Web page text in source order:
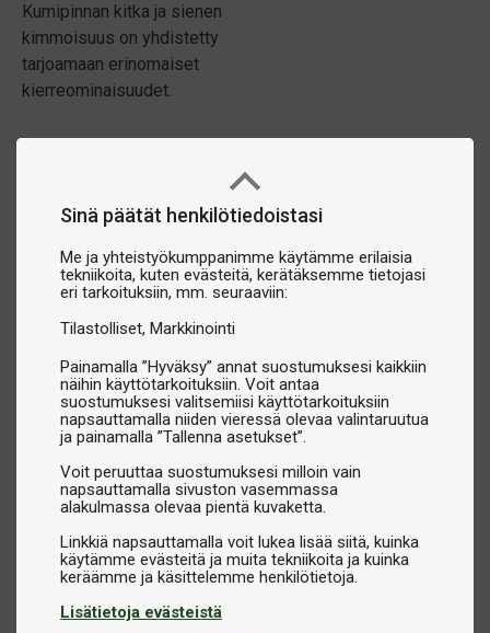
Sinä päätät henkilötiedoistasi
Me ja yhteistyökumppanimme käytämme erilaisia
tekniikoita, kuten evästeitä, kerätäksemme tietojasi
eri tarkoituksiin, mm. seuraaviin:
Tilastolliset Markkinointi
Painamalla ”Hyväksy” annat suostumuksesi kaikkiin
näihin käyttötarkoituksiin. Voit antaa
suostumuksesi valitsemiisi käyttötarkoituksiin
napsauttamalla niiden vieressä olevaa valintaruutua
ja painamalla ”Tallenna asetukset”.
Voit peruuttaa suostumuksesi milloin vain
napsauttamalla sivuston vasemmassa
alakulmassa olevaa pientä kuvaketta.
Linkkiä napsauttamalla voit lukea lisää siitä, kuinka
käytämme evästeitä ja muita tekniikoita ja kuinka
Lisätietoja evästeistä
Kumipinnan kitka ja sienen
kimmoisuus on yhdistetty
tarjoamaan erinomaiset
kierreominaisuudet.